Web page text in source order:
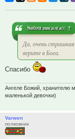
Satouписал(а): ↑
Да, очень
верите в Бога.
Спасибо
Ангеле Божий, хранителю
маленькой девочки)
Varwen
полковник